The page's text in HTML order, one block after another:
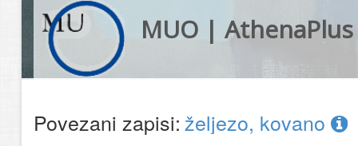
MUO | AthenaPlus
Povezani zapisi:željezo, kovano